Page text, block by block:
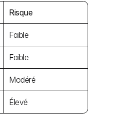
Risque
Faible
Faible
Modéré
Élevé